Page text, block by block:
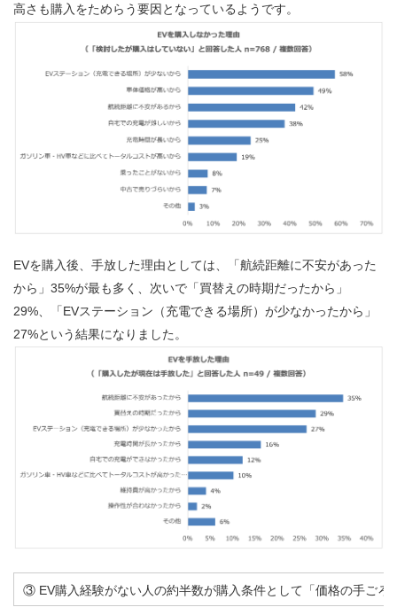
高さも購入をためらう要因となっているようです。
EVを購入後、手放した理由としては、「航続距離に不安があった
から」35%が最も多く、次いで「買替えの時期だったから」
29%、「EVステーション（充電できる場所）が少なかったから」
27%という結果になりました。
③ EV購入経験がない人の約半数が購入条件として「価格の手ごろ